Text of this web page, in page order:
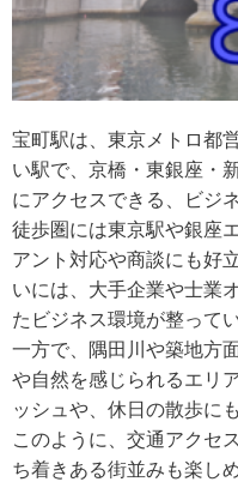
宝町駅は、東京メトロ都
い駅で、京橋・東銀座・
にアクセスできる、ビジ
徒歩圏には東京駅や銀座
アント対応や商談にも好
いには、大手企業や士業
たビジネス環境が整ってい
一方で、隅田川や築地方
や自然を感じられるエリ
ッシュや、休日の散歩に
このように、交通アクセ
ち着きある街並みも楽し